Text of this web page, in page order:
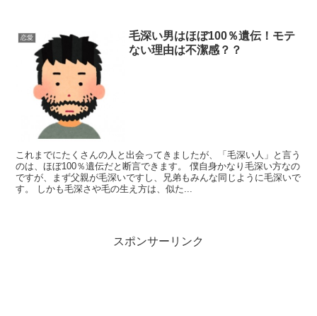
恋愛
毛深い男はほぼ100％遺伝！モテ
ない理由は不潔感？？
これまでにたくさんの人と出会ってきましたが、「毛深い人」と言う
のは、ほぼ100％遺伝だと断言できます。 僕自身かなり毛深い方なの
ですが、まず父親が毛深いですし、兄弟もみんな同じように毛深いで
す。 しかも毛深さや毛の生え方は、似た...
スポンサーリンク